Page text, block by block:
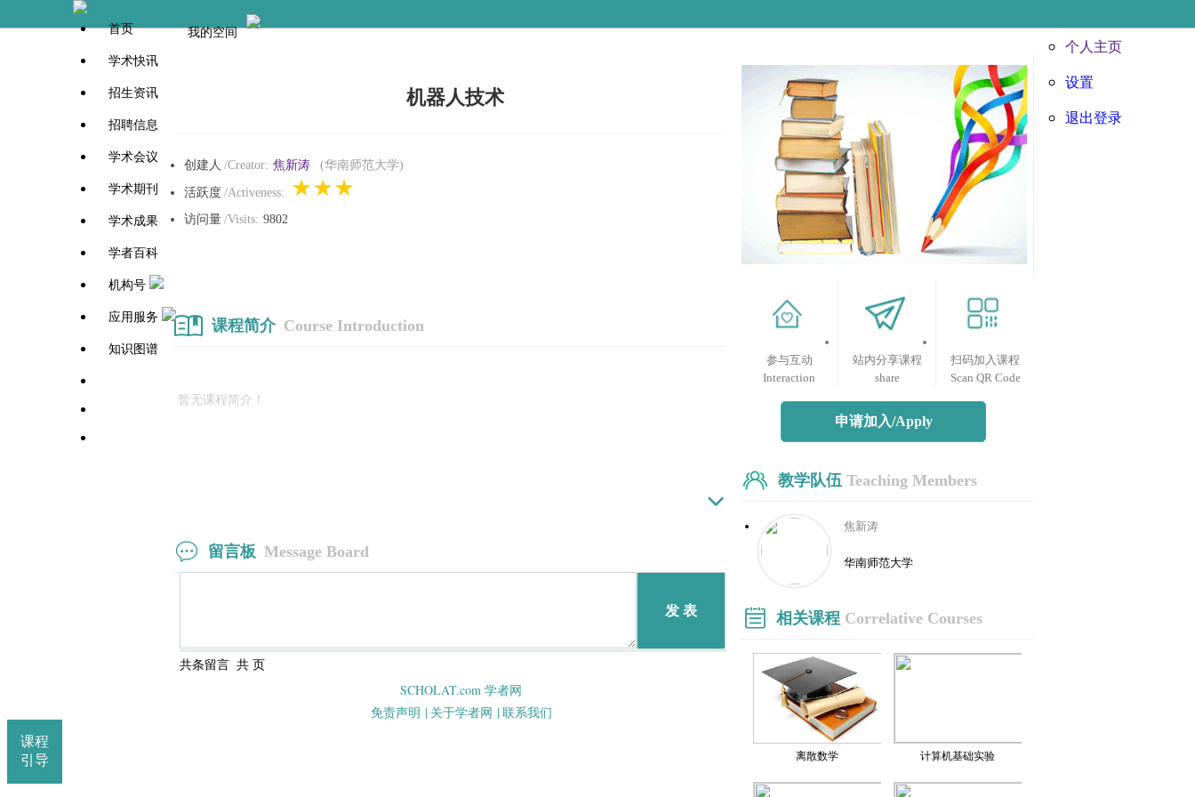
首页
学术快讯
招生资讯
招聘信息
学术会议
学术期刊
学术成果
学者百科
机构号
应用服务
知识图谱
我的空间
个人主页
设置
退出登录
机器人技术
创建人 /Creator: 焦新涛 (华南师范大学)
活跃度 /Activeness:
访问量 /Visits: 9802
课程简介 Course Introduction
暂无课程简介！
留言板 Message Board
发 表
共条留言 共 页
参与互动
Interaction
站内分享课程
share
扫码加入课程
Scan QR Code
申请加入/Apply
教学队伍 Teaching Members
焦新涛
华南师范大学
相关课程 Correlative Courses
离散数学 计算机基础实验
课程
引导
SCHOLAT.com 学者网
免责声明 | 关于学者网 | 联系我们